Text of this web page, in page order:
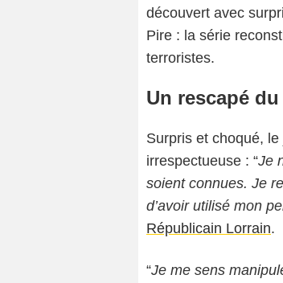
découvert avec
Pire : la série
terroristes.
Un rescapé
Surpris et choqué,
irrespectueuse : “Je
soient connues. Je
d’avoir utilisé mon
Républicain Lorrain.
“Je me sens